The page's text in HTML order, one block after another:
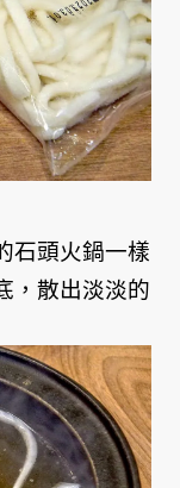
石頭火鍋一樣
，散出淡淡的